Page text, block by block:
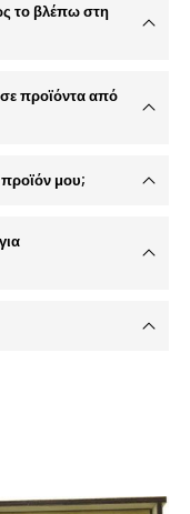
το βλέπω στη
προϊόντα από
μου;